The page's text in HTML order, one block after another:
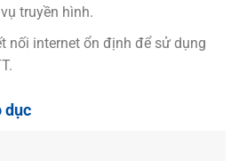
truyền hình.
nối internet ổn định để sử dụng
dục